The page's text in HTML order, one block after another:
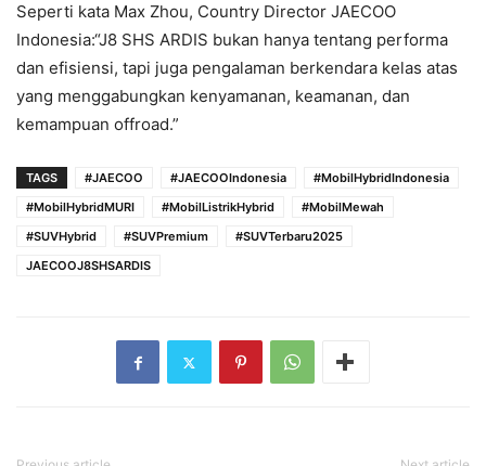
Seperti kata Max Zhou, Country Director JAECOO
Indonesia:“J8 SHS ARDIS bukan hanya tentang performa
dan efisiensi, tapi juga pengalaman berkendara kelas atas
yang menggabungkan kenyamanan, keamanan, dan
kemampuan offroad.”
TAGS #JAECOO #JAECOOIndonesia
#MobilHybridIndonesia
#MobilHybridMURI
#MobilListrikHybrid
#MobilMewah
#SUVHybrid
#SUVPremium
#SUVTerbaru2025
JAECOOJ8SHSARDIS